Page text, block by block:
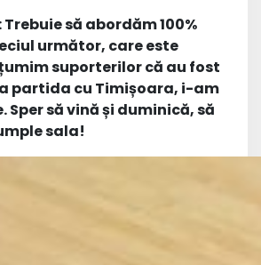
să abordăm 100%
următor, care este
suporterilor că au fost
partida cu Timișoara, i-am
să vină și duminică, să
sala!